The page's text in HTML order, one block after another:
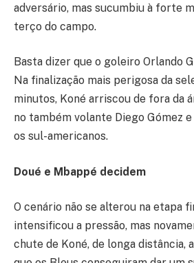
adversário, mas sucumbiu à forte
terço do campo.
Basta dizer que o goleiro Orlando
Na finalização mais perigosa da
minutos, Koné arriscou de fora da
no também volante Diego Gómez
os sul-americanos.
Doué e Mbappé decidem
O cenário não se alterou na etapa
intensificou a pressão, mas
chute de Koné, de longa distância,